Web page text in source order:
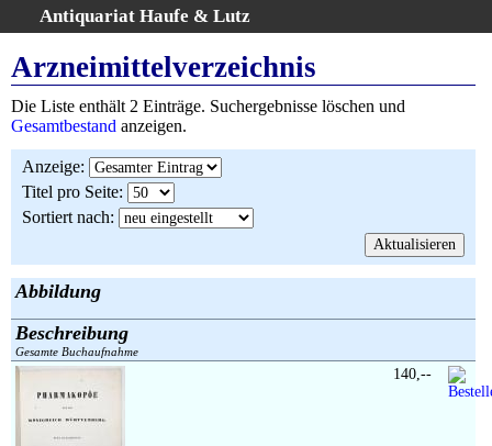
Antiquariat Haufe & Lutz
Home
Gesamtbestand
Kategorien
Schlagwörter
Suchergebnisse
AGB
Widerruf
Über uns
Aktuelle Kataloge
Kontakt
Ankauf
Arzneimittelverzeichnis
Die Liste enthält 2 Einträge. Suchergebnisse löschen und
Gesamtbestand anzeigen.
Anzeige:
Titel pro Seite:
Sortiert nach:
Abbildung
Beschreibung
Gesamte Buchaufnahme
140,--